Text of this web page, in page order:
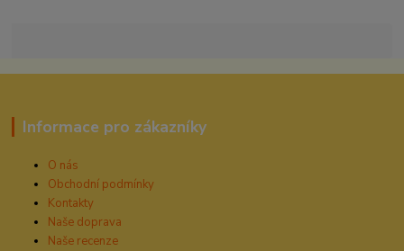
Informace pro zákazníky
O nás
Obchodní podmínky
Kontakty
Naše doprava
Naše recenze